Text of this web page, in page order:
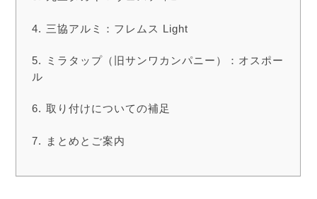
三協アルミ：フレムス Light
ミラタップ（旧サンワカンパニー）：オスポー
ル
取り付けについての補足
まとめとご案内